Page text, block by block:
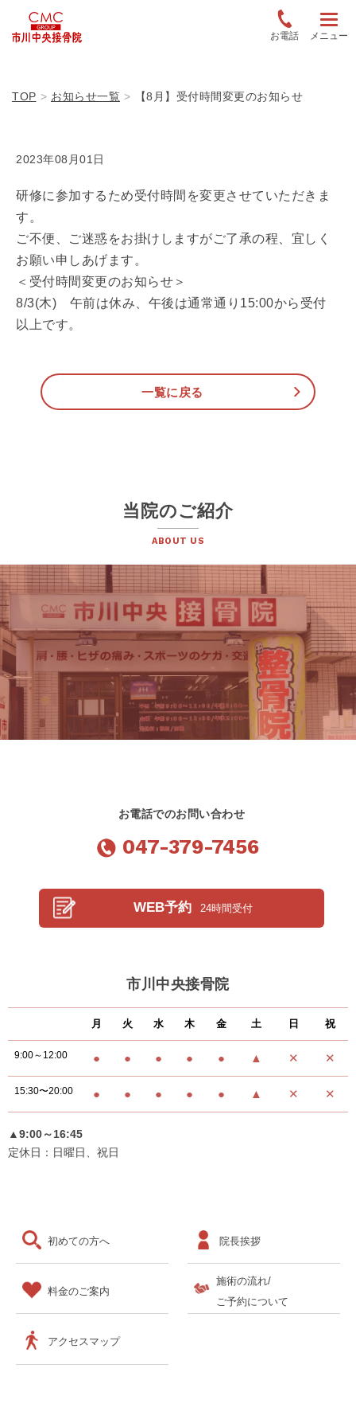
お電話 メニュー
TOP お知らせ一覧 【8月】受付時間変更のお知らせ
2023年08月01日
研修に参加するため受付時間を変更させていただきま
す。
ご不便、ご迷惑をお掛けしますがご了承の程、宜しく
お願い申しあげます。
＜受付時間変更のお知らせ＞
8/3(木) 午前は休み、午後は通常通り15:00から受付
以上です。
一覧に戻る
当院のご紹介
ABOUT US
初めての方へ 院長挨拶
料金のご案内
施術の流れ/
ご予約について
アクセスマップ
市川中央接骨院
月 火 水 木 金 土 日 祝
9:00～12:00 ● ● ● ● ● ▲ ✕ ✕
15:30〜20:00 ● ● ● ● ● ▲ ✕ ✕
▲9:00～16:45
定休日：日曜日、祝日
お電話でのお問い合わせ
047-379-7456
WEB予約 24時間受付